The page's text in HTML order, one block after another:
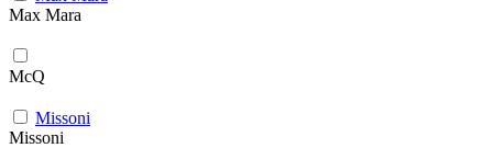
Max Mara
McQ
Missoni
Missoni